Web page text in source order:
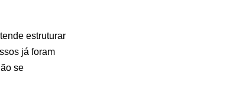
estruturar
já foram
se